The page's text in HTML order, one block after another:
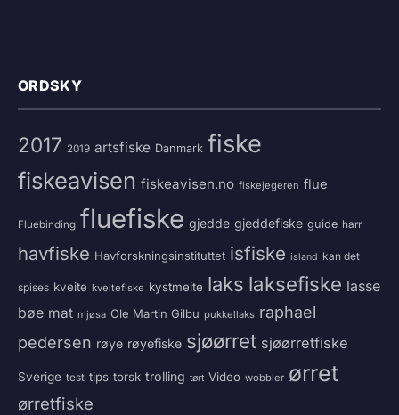
ORDSKY
2017 2019 artsfiske Danmark fiske
fiskeavisen fiskeavisen.no fiskejegeren flue
Fluebinding fluefiske gjedde gjeddefiske guide harr
havfiske Havforskningsinstituttet isfiske island kan det
spises kveite kveitefiske kystmeite laks laksefiske lasse
bøe mat mjøsa Ole Martin Gilbu pukkellaks raphael
pedersen røye røyefiske sjøørret sjøørretfiske
Sverige test tips torsk trolling tørt Video wobbler ørret
ørretfiske